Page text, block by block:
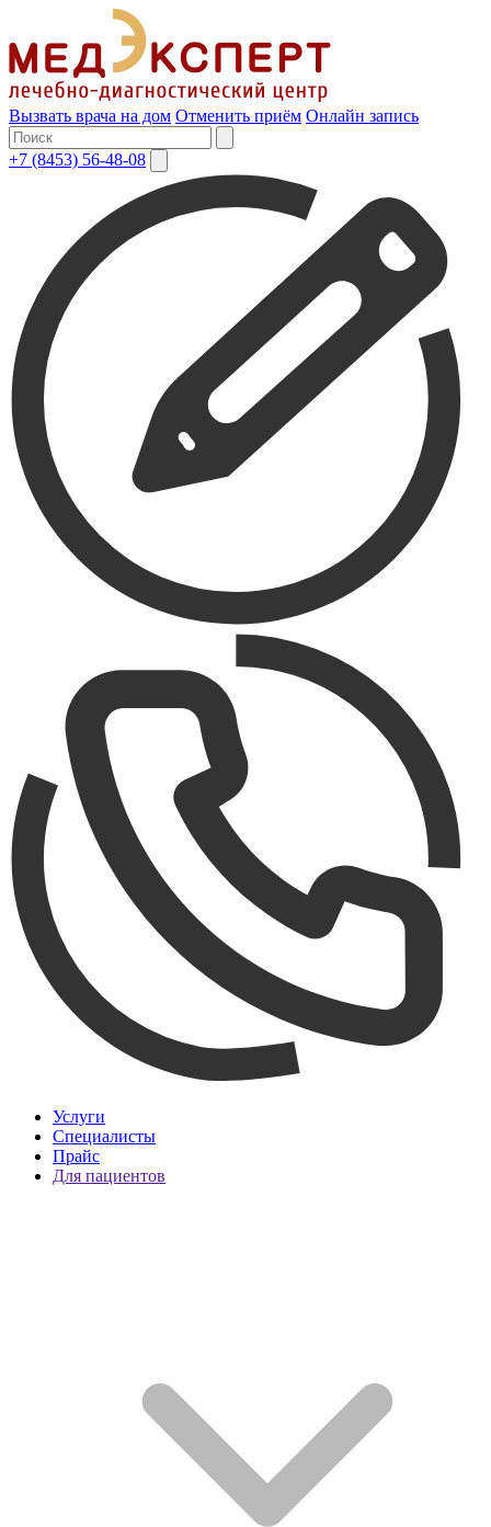
Вызвать врача на дом Отменить приём Онлайн запись
+7 (8453) 56-48-08
Услуги
Специалисты
Прайс
Для пациентов